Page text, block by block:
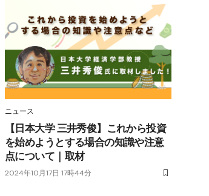
ニュース
【日本大学 三井秀俊】これから投資
を始めようとする場合の知識や注意
点について｜取材
2024年10月17日 17時44分